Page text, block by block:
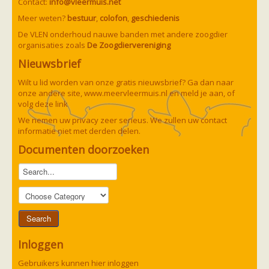
zoonose info (rabies, corona, etc)
rapporten
Overig
Video beelden
Forum
Naar het forum
Meer weten? bestuur, colofon, geschiedenis
De VLEN onderhoud nauwe banden met andere zoogdier
organisaties zoals De Zoogdiervereniging
Nieuwsbrief
Wilt u lid worden van onze gratis nieuwsbrief? Ga dan naar
onze andere site,www.meervleermuis.nlen meld je aan, of
volg deze link
We nemen uw privacy zeer serieus. We zullen uw contact
informatie niet met derden delen.
Documenten doorzoeken
Inloggen
Gebruikers kunnen hier inloggen